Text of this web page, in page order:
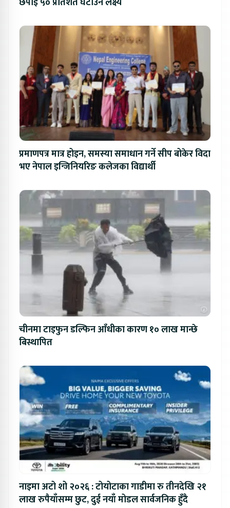
प्रमाणपत्र मात्र होइन, समस्या समाधान गर्ने सीप बोकेर विदा
भए नेपाल इन्जिनियरिङ कलेजका विद्यार्थी
चीनमा टाइफुन डल्फिन आँधीका कारण १० लाख मान्छे
बिस्थापित
नाइमा अटो शो २०२६ : टोयोटाका गाडीमा रु तीनदेखि २१
लाख रुपैयाँसम्म छुट, दुई नयाँ मोडल सार्वजनिक हुँदै